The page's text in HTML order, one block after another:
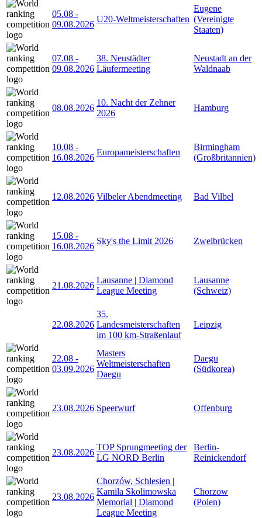
05.08 -
09.08.2026
U20-Weltmeisterschaften
Eugene
(Vereinigte
Staaten)
07.08 -
09.08.2026
38. Neustädter
Läufermeeting
Neustadt an der
Waldnaab
08.08.2026
10. Nacht der Zehner
2026
Hamburg
10.08 -
16.08.2026
Europameisterschaften
Birmingham
(Großbritannien)
12.08.2026 Vilbeler Abendmeeting Bad Vilbel
15.08 -
16.08.2026
Sky's the Limit 2026 Zweibrücken
21.08.2026
Lausanne | Diamond
League Meeting
Lausanne
(Schweiz)
22.08.2026
35.
Landesmeisterschaften
im 100 km-Straßenlauf
Leipzig
22.08 -
03.09.2026
Masters
Weltmeisterschaften
Daegu
Daegu
(Südkorea)
23.08.2026 Speerwurf Offenburg
23.08.2026
TOP Sprungmeeting der
LG NORD Berlin
Berlin-
Reinickendorf
23.08.2026
Chorzów, Schlesien |
Kamila Skolimowska
Memorial | Diamond
League Meeting
Chorzow
(Polen)